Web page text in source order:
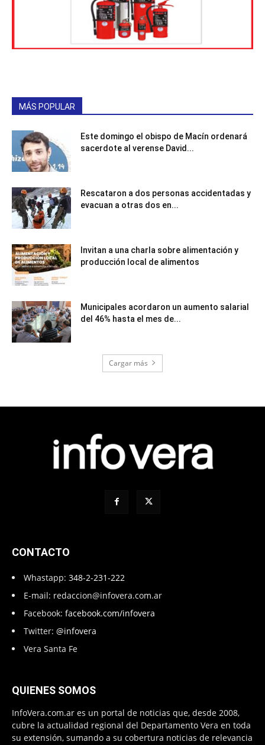
MÁS POPULAR
Este domingo el obispo de Macín ordenará
sacerdote al verense David...
Rescataron a dos personas accidentadas y
evacuan a otras dos en...
Invitan a una charla sobre alimentación y
producción local de alimentos
Municipales acordaron un aumento salarial
del 46% hasta el mes de...
Cargar más
CONTACTO
Whastapp: 348-2-231-222
E-mail: redaccion@infovera.com.ar
Facebook: facebook.com/infovera
Twitter: @infovera
Vera Santa Fe
QUIENES SOMOS
InfoVera.com.ar es un portal de noticias que, desde 2008,
cubre la actualidad regional del Departamento Vera en toda
su extensión, sumando a su cobertura noticias de relevancia